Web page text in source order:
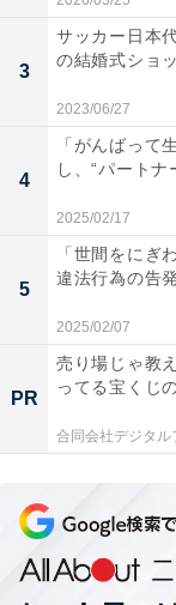
3
サッカー日本
の結婚式ショ
2023/06/27
4
「がんばって
し、“パート
2025/02/17
5
「世間をにぎ
違法行為の告
2025/02/07
PR
売り場じゃ教
ってる宝くじ
合同会社デジタル